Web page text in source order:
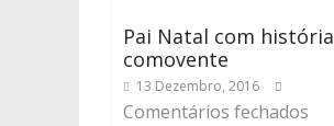
Pai Natal com história
comovente
13 Dezembro, 2016
Comentários fechados